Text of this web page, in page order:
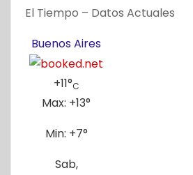
El Tiempo – Datos Actuales
Buenos Aires
+11°C
Max: +13°
Min: +7°
Sab,